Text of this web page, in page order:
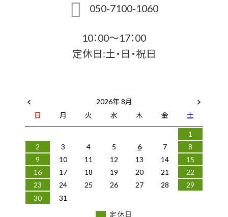
050-7100-1060
10：00～17：00
定休日:土・日・祝日
2026年 8月
日
月 火 水 木 金
土
1
2
3 4 5 6 7
8
9
10 11 12 13 14
15
16
17 18 19 20 21
22
23
24 25 26 27 28
29
30
31
定休日